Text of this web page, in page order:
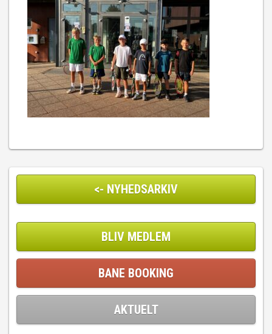
<- NYHEDSARKIV
BLIV MEDLEM
BANE BOOKING
AKTUELT